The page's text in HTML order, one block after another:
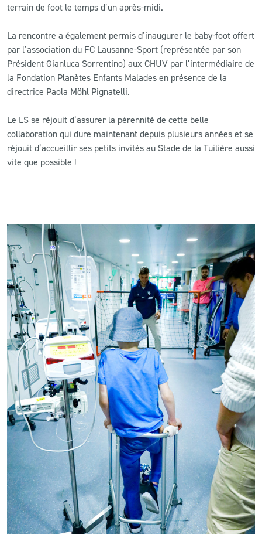
L’APP DU LS
LS ACADEMY CAMPS
MATCH DES CELEBRITES
terrain de foot le temps d’un après-midi.
La rencontre a également permis d’inaugurer le baby-foot offert
par l’association du FC Lausanne-Sport (représentée par son
Président Gianluca Sorrentino) aux CHUV par l’intermédiaire de
la Fondation Planètes Enfants Malades en présence de la
directrice Paola Möhl Pignatelli.
Le LS se réjouit d’assurer la pérennité de cette belle
collaboration qui dure maintenant depuis plusieurs années et se
réjouit d’accueillir ses petits invités au Stade de la Tuilière aussi
vite que possible !